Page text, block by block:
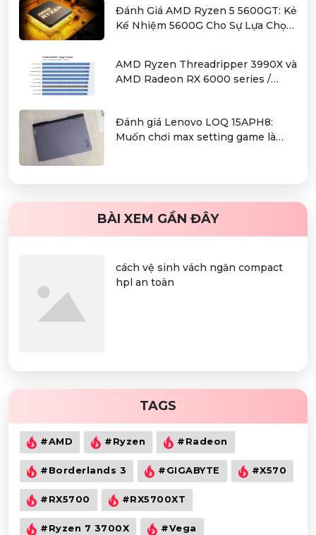
Đánh Giá AMD Ryzen 5 5600GT: Kẻ
Kế Nhiệm 5600G Cho Sự Lựa Chọn
AMD Ryzen Threadripper 3990X và
AMD Radeon RX 6000 series /
làm đồ hoạ chuyên nghiệp
Đánh giá Lenovo LOQ 15APH8:
Muốn chơi max setting game là
BÀI XEM GẦN ĐÂY
cách vệ sinh vách ngăn compact
hpl an toàn
TAGS
#AMD #Ryzen #Radeon
#Borderlands 3 #GIGABYTE #X570
#RX5700 #RX5700XT
#Ryzen 7 3700X #Vega